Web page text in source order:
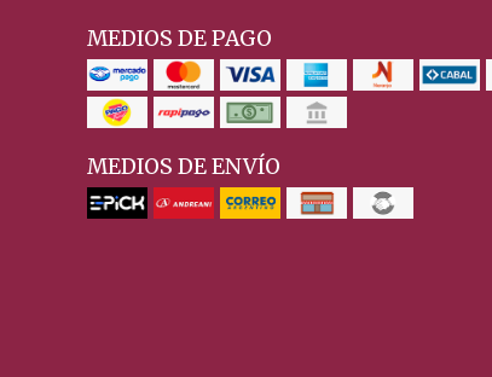
MEDIOS DE PAGO
MEDIOS DE ENVÍO